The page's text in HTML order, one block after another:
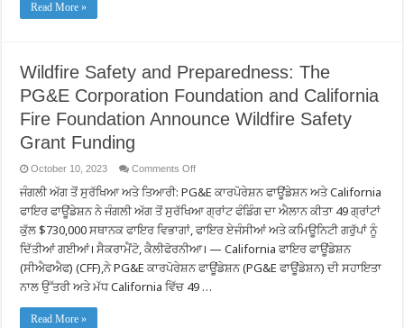
Read More »
Wildfire Safety and Preparedness: The
PG&E Corporation Foundation and California
Fire Foundation Announce Wildfire Safety
Grant Funding
October 10, 2023 Comments Offon
Safety
and
Preparedness:
The
PG&E
Corporation
Foundation
and
California
Fire
ਜੰਗਲੀ ਅੱਗ ਤੋਂ ਸੁਰੱਖਿਆ ਅਤੇ ਤਿਆਰੀ: PG&E ਕਾਰਪੋਰੇਸ਼ਨ ਫਾਊਂਡੇਸ਼ਨ ਅਤੇ California
ਫਾਇਰ ਫਾਊਂਡੇਸ਼ਨ ਨੇ ਜੰਗਲੀ ਅੱਗ ਤੋਂ ਸੁਰੱਖਿਆ ਗ੍ਰਾਂਟ ਫੰਡਿੰਗ ਦਾ ਐਲਾਨ ਕੀਤਾ 49 ਗ੍ਰਾਂਟਾਂ
ਕੁੱਲ $730,000 ਸਥਾਨਕ ਫਾਇਰ ਵਿਭਾਗਾਂ, ਫਾਇਰ ਏਜੰਸੀਆਂ ਅਤੇ ਕਮਿਊਨਿਟੀ ਗਰੁੱਪਾਂ ਨੂੰ
ਦਿੱਤੀਆਂ ਗਈਆਂ। ਸੈਕਰਾਮੈਂਟੋ, ਕੈਲੀਫੋਰਨੀਆ। — California ਫਾਇਰ ਫਾਊਂਡੇਸ਼ਨ
(ਸੀਐਫਐਫ) (CFF),ਨੇ PG&E ਕਾਰਪੋਰੇਸ਼ਨ ਫਾਊਂਡੇਸ਼ਨ (PG&E ਫਾਊਂਡੇਸ਼ਨ) ਦੀ ਸਹਾਇਤਾ
ਨਾਲ ਉੱਤਰੀ ਅਤੇ ਮੱਧ California ਵਿੱਚ 49 …
Read More »